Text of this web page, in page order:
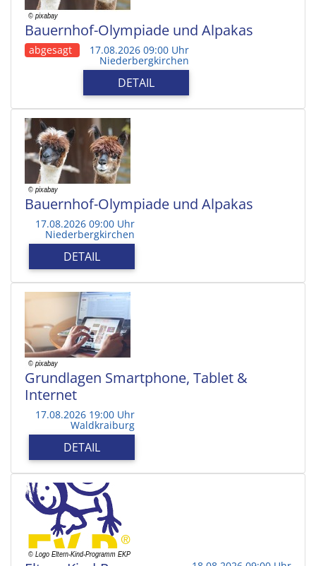
Bauernhof-Olympiade und Alpakas
abgesagt 17.08.2026 09:00 Uhr
Niederbergkirchen
DETAIL
Bauernhof-Olympiade und Alpakas
17.08.2026 09:00 Uhr
Niederbergkirchen
DETAIL
Grundlagen Smartphone, Tablet &
Internet
17.08.2026 19:00 Uhr
Waldkraiburg
DETAIL